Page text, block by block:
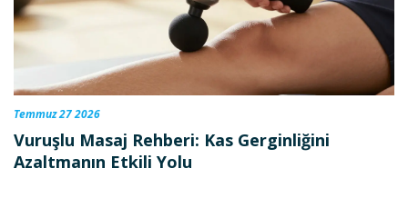
Temmuz 27 2026
Vuruşlu Masaj Rehberi: Kas Gerginliğini
Azaltmanın Etkili Yolu